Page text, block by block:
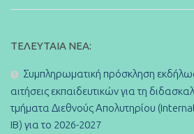
ΤΕΛΕΥΤΑΊΑ ΝΈΑ:
Συμπληρωματική πρόσκληση
αιτήσεις εκπαιδευτικών για τη
τμήματα Διεθνούς Απολυτηρίου
IB) για το 2026-2027